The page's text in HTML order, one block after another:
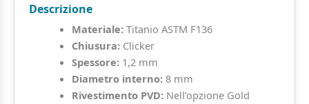
Minimal
Descrizione
Materiale:Titanio ASTM F136
Chiusura:Clicker
Spessore:1,2 mm
Diametro interno:8 mm
Rivestimento PVD:Nell’opzione Gold